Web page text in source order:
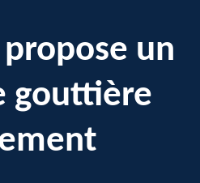
un
gouttière